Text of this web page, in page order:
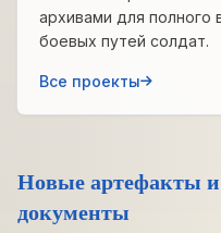
архивами для полного
боевых путей солдат.
Все проекты
Новые артефакты и
документы